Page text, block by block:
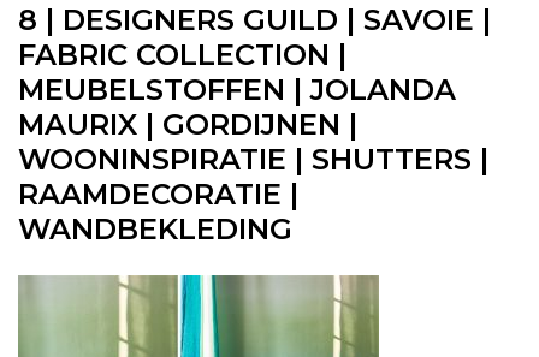
8 | DESIGNERS GUILD | SAVOIE |
FABRIC COLLECTION |
MEUBELSTOFFEN | JOLANDA
MAURIX | GORDIJNEN |
WOONINSPIRATIE | SHUTTERS |
RAAMDECORATIE |
WANDBEKLEDING